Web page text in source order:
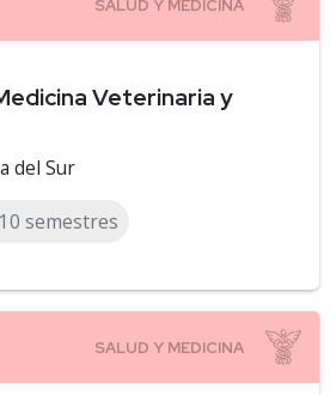
Veterinaria y
del Sur
10 semestres